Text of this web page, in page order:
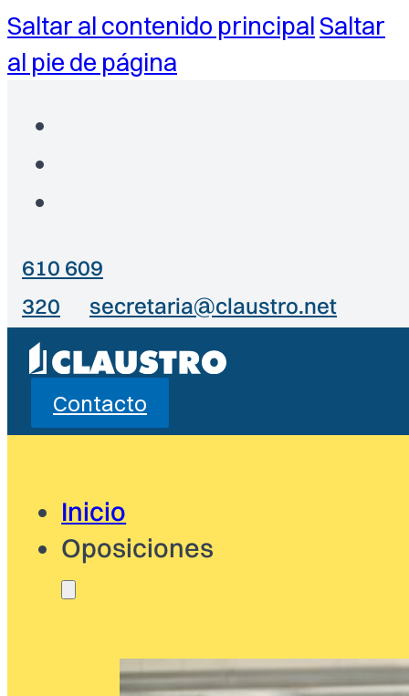
Saltar al contenido principalSaltar
al pie de página
610 609
320
secretaria@claustro.net
Contacto
Inicio
Oposiciones